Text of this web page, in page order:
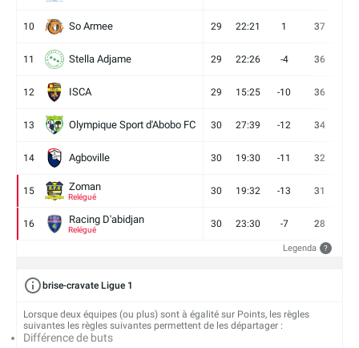
10 So Armee 29 22:21 1 37
11 Stella Adjame 29 22:26 -4 36
12 ISCA 29 15:25 -10 36
13 Olympique Sport d'Abobo FC 30 27:39 -12 34
14 Agboville 30 19:30 -11 32
15 Zoman
Relégué
30 19:32 -13 31
16 Racing D'abidjan
Relégué
30 23:30 -7 28
Legenda ?
brise-cravate Ligue 1
Lorsque deux équipes (ou plus) sont à égalité sur Points, les règles
suivantes les règles suivantes permettent de les départager :
Différence de buts